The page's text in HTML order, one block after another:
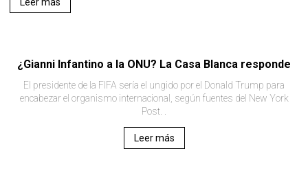
Leer más
¿Gianni Infantino a la ONU? La Casa Blanca responde
El presidente de la FIFA sería el ungido por el Donald Trump para
encabezar el organismo internacional, según fuentes del New York
Post. .
Leer más